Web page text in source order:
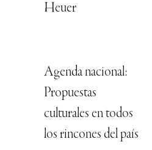
Heuer
Agenda nacional:
Propuestas
culturales en todos
los rincones del país